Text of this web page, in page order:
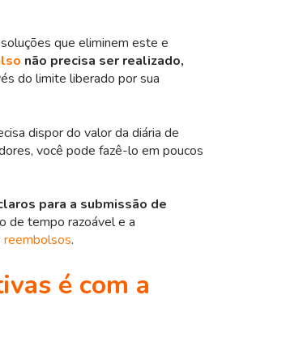
que eliminem este e
não precisa ser realizado,
do limite liberado por sua
dispor do valor da diária de
você pode fazê-lo em poucos
para a submissão de
de tempo razoável e a
reembolsos.
é com a